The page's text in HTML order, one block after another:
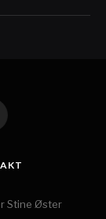
Stine Øster